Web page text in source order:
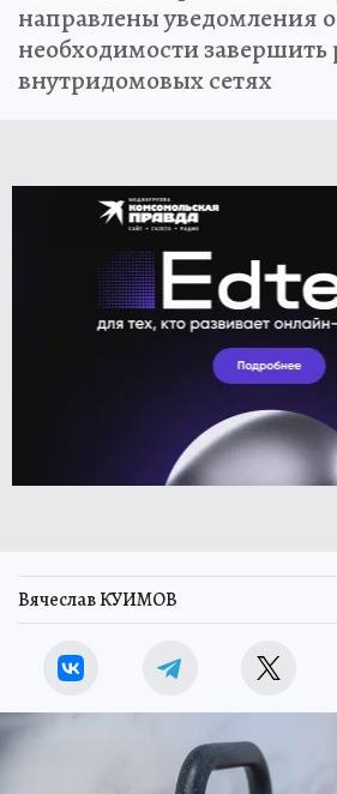
направлены уведомления о
необходимости завершить
внутридомовых сетях
Вячеслав КУИМОВ